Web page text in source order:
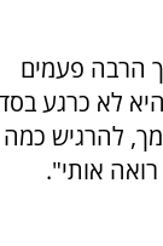
הרבה פעמים
לא כרגע
להרגיש
אותי".